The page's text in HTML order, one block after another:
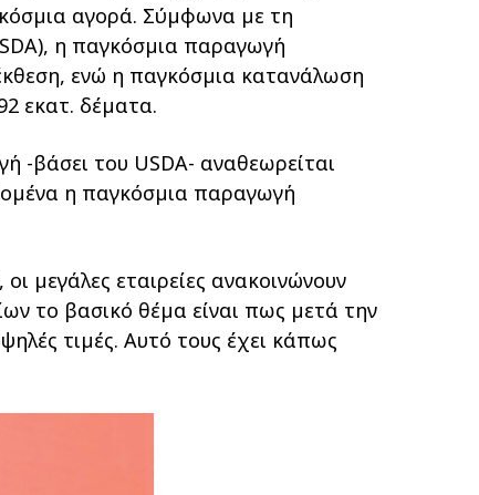
αγορά. Σύµφωνα µε τη
η παγκόσµια παραγωγή
ενώ η παγκόσµια κατανάλωση
εκατ. δέµατα.
-βάσει του USDA- αναθεωρείται
η παγκόσµια παραγωγή
µεγάλες εταιρείες ανακοινώνουν
το βασικό θέµα είναι πως µετά την
τιµές. Αυτό τους έχει κάπως